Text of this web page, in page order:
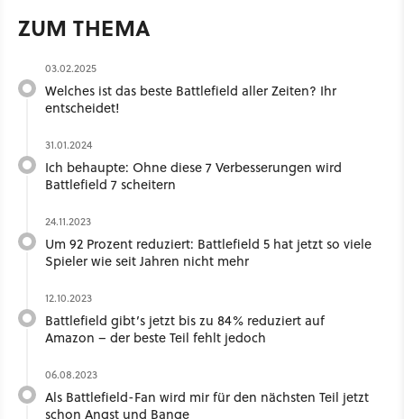
ZUM THEMA
03.02.2025
Welches ist das beste Battlefield aller Zeiten? Ihr
entscheidet!
31.01.2024
Ich behaupte: Ohne diese 7 Verbesserungen wird
Battlefield 7 scheitern
24.11.2023
Um 92 Prozent reduziert: Battlefield 5 hat jetzt so viele
Spieler wie seit Jahren nicht mehr
12.10.2023
Battlefield gibt’s jetzt bis zu 84% reduziert auf
Amazon – der beste Teil fehlt jedoch
06.08.2023
Als Battlefield-Fan wird mir für den nächsten Teil jetzt
schon Angst und Bange